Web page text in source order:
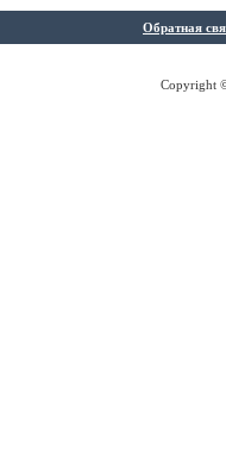
Обратная
Copyright